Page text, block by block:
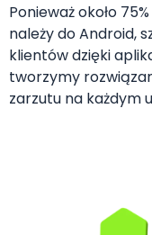
Ponieważ około
należy do Android,
klientów dzięki
tworzymy
zarzutu na każdym